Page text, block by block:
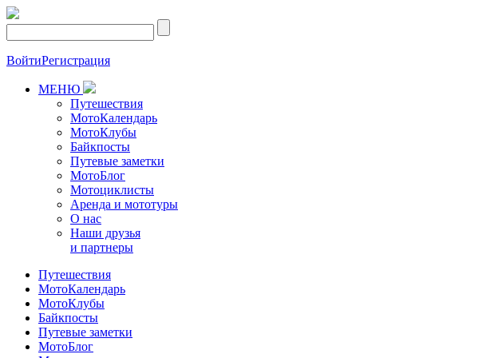
ВойтиРегистрация
МЕНЮ
Путешествия
МотоКалендарь
МотоКлубы
Байкпосты
Путевые заметки
МотоБлог
Мотоциклисты
Аренда и мототуры
О нас
Наши друзья
и партнеры
Путешествия
МотоКалендарь
МотоКлубы
Байкпосты
Путевые заметки
МотоБлог